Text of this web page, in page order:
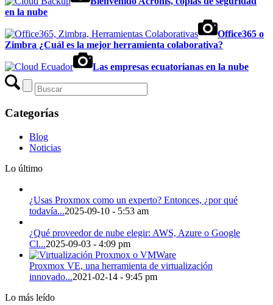
en la nube
Office365 o
Zimbra ¿Cuál es la mejor herramienta colaborativa?
Las empresas ecuatorianas en la nube
Categorías
Blog
Noticias
Lo último
¿Usas Proxmox como un experto? Entonces, ¿por qué
todavía...2025-09-10 - 5:53 am
¿Qué proveedor de nube elegir: AWS, Azure o Google
Cl...2025-09-03 - 4:09 pm
Proxmox VE, una herramienta de virtualización
innovado...2021-02-14 - 9:45 pm
Lo más leído